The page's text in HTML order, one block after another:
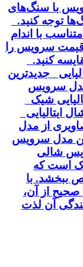
با سنگ‌های
توجه کنید.
با اندام
سرویس را
کنید.
جدیدترین
سرویس
شیک
ایتالیایی
از مدل
مدل سرویس
شالی
است که
ببخشد. با
از آن،
آن لذت